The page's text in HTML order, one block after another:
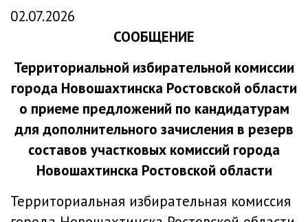
02.07.2026
СООБЩЕНИЕ
Территориальной избирательной комиссии
города Новошахтинска Ростовской области
о приеме предложений по кандидатурам
для дополнительного зачисления в резерв
составов участковых комиссий города
Новошахтинска Ростовской области
Территориальная избирательная комиссия